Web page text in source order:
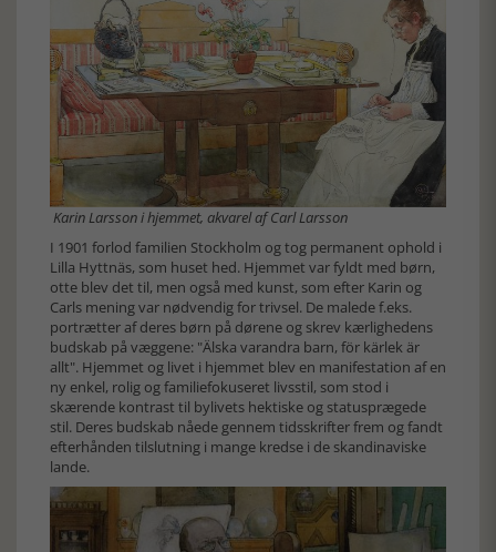
Karin Larsson i hjemmet, akvarel af Carl Larsson
I 1901 forlod familien Stockholm og tog permanent ophold i
Lilla Hyttnäs, som huset hed. Hjemmet var fyldt med børn,
otte blev det til, men også med kunst, som efter Karin og
Carls mening var nødvendig for trivsel. De malede f.eks.
portrætter af deres børn på dørene og skrev kærlighedens
budskab på væggene: "Älska varandra barn, för kärlek är
allt". Hjemmet og livet i hjemmet blev en manifestation af en
ny enkel, rolig og familiefokuseret livsstil, som stod i
skærende kontrast til bylivets hektiske og statusprægede
stil. Deres budskab nåede gennem tidsskrifter frem og fandt
efterhånden tilslutning i mange kredse i de skandinaviske
lande.